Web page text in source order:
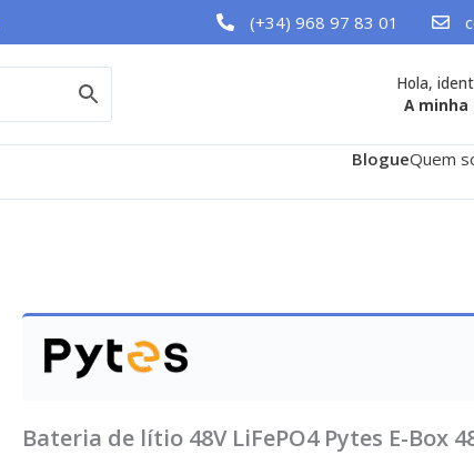
(+34) 968 97 83 01
A minha
BlogueQuem
Bateria de lítio 48V LiFePO4 Pytes E-Box